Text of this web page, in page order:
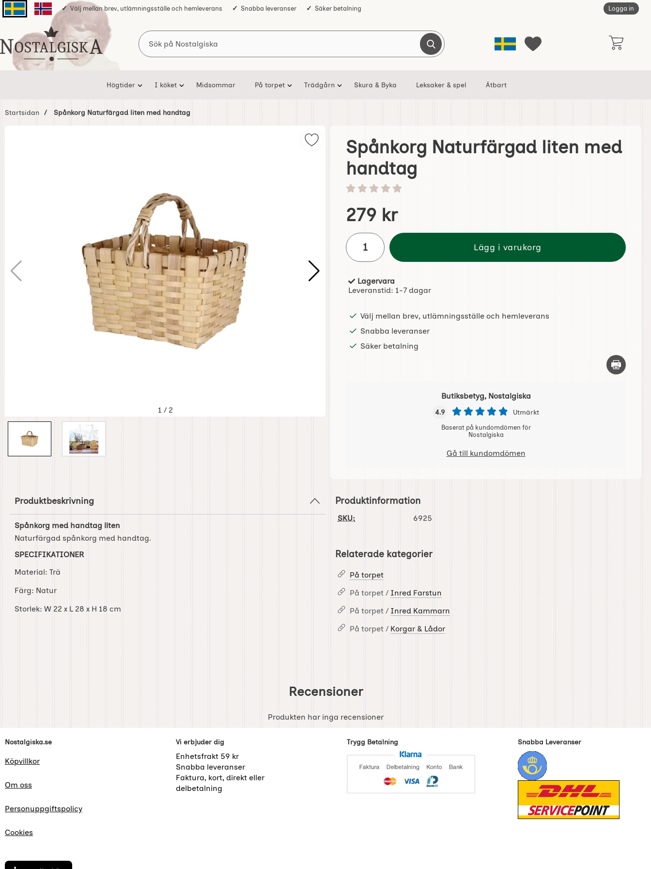
Svenska sidanNorska sidan
Välj mellan brev, utlämningsställe och hemleverans Snabba leveranser Säker betalning Logga in
Startsidan för Nostalgiska Sverige Mina favoriter
Sök
Genomför sökning
Högtider I köket Midsommar På torpet Trädgårn Skura & Byka Leksaker & spel Ätbart
Startsidan Spånkorg Naturfärgad liten med handtag
Markera spånkorg Naturfärgad liten med handtag som favorit
1 / 2
Spånkorg Naturfärgad liten med
handtag
Betyg: 0 stjärnor av 5
Handla denna produkt Spånkorg Naturfärgad liten med handtag
pris
279 kr
antal
Lägg i varukorg
Tillgänglighet:
Lagervara
Leveranstid: 1-7 dagar
Välj mellan brev, utlämningsställe och hemleverans
Snabba leveranser
Säker betalning
Skriv ut
Butiksbetyg, Nostalgiska
4.9 Utmärkt
Baserat på kundomdömen för
Nostalgiska
Gå till kundomdömen
Produktbeskrivning
Spånkorg med handtag liten
Naturfärgad spånkorg med handtag.
SPECIFIKATIONER
Material: Trä
Färg: Natur
Storlek: W 22 x L 28 x H 18 cm
Produktinformation
SKU: 6925
Relaterade kategorier
På torpet
På torpet / Inred Farstun
På torpet / Inred Kammarn
På torpet / Korgar & Lådor
Recensioner
Produkten har inga recensioner
Sidfot Blandad info och länkar
Nostalgiska.se
Köpvillkor
Om oss
Personuppgiftspolicy
Cookies
Vi erbjuder dig
Enhetsfrakt 59 kr
Snabba leveranser
Faktura, kort, direkt eller
delbetalning
Trygg Betalning Snabba Leveranser